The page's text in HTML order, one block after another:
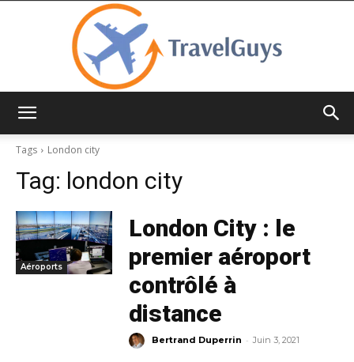
Tags
London city
Tag: london city
Aéroports
London City : le
premier aéroport
contrôlé à
distance
Bertrand Duperrin - Juin 3, 2021